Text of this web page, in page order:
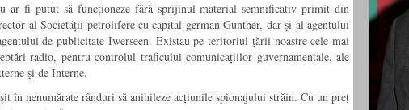
ar fi putut să funcționeze fără sprijinul material semnificativ primit din
al Societății petrolifere cu capital german Gunther, dar și al agentului
de publicitate Iwerseen. Existau pe teritoriul țării noastre cele mai
radio, pentru controlul traficului comunicațiilor guvernamentale, ale
și de Interne.
în nenumărate rânduri să anihileze acțiunile spionajului străin. Cu un preț